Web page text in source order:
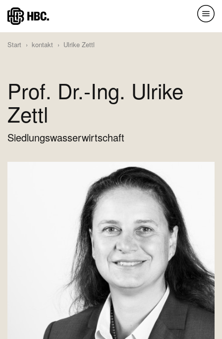
Direkt
zum
Inhalt
Start kontakt Ulrike Zettl
Prof. Dr.-Ing. Ulrike
Zettl
Siedlungswasserwirtschaft